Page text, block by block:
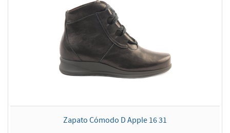
Zapato Cómodo D Apple 16 31